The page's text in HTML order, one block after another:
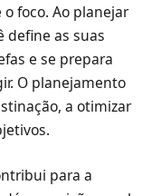
foco. Ao planejar
define as suas
e se prepara
O planejamento
a otimizar
para a